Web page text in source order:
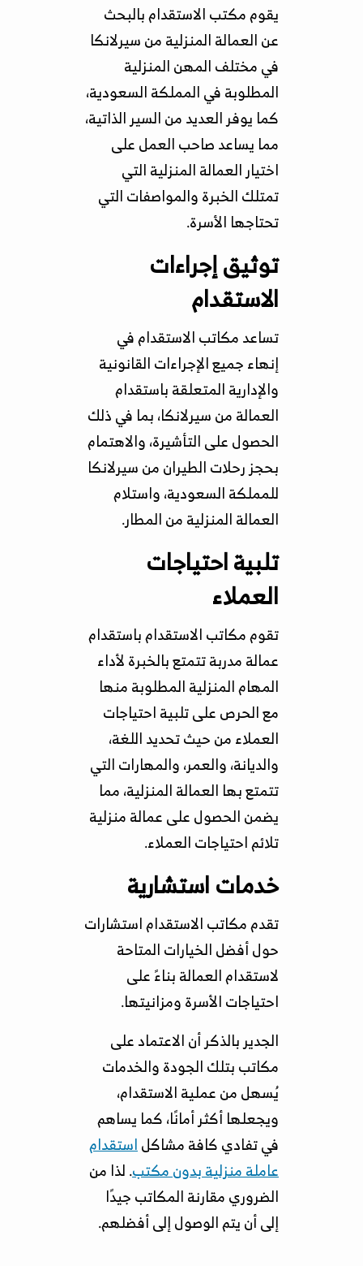
يقوم مكتب الاستقدام بالبحث
عن العمالة المنزلية من سيرلانكا
في مختلف المهن المنزلية
المطلوبة في المملكة السعودية،
كما يوفر العديد من السير الذاتية،
مما يساعد صاحب العمل على
اختيار العمالة المنزلية التي
تمتلك الخبرة والمواصفات التي
تحتاجها الأسرة.
توثيق إجراءات
الاستقدام
تساعد مكاتب الاستقدام في
إنهاء جميع الإجراءات القانونية
والإدارية المتعلقة باستقدام
العمالة من سيرلانكا، بما في ذلك
الحصول على التأشيرة، والاهتمام
بحجز رحلات الطيران من سيرلانكا
للمملكة السعودية، واستلام
العمالة المنزلية من المطار.
تلبية احتياجات
العملاء
تقوم مكاتب الاستقدام باستقدام
عمالة مدربة تتمتع بالخبرة لأداء
المهام المنزلية المطلوبة منها
مع الحرص على تلبية احتياجات
العملاء من حيث تحديد اللغة،
والديانة، والعمر، والمهارات التي
تتمتع بها العمالة المنزلية، مما
يضمن الحصول على عمالة منزلية
تلائم احتياجات العملاء.
خدمات استشارية
تقدم مكاتب الاستقدام استشارات
حول أفضل الخيارات المتاحة
لاستقدام العمالة بناءً على
احتياجات الأسرة ومزانيتها.
الجدير بالذكر أن الاعتماد على
مكاتب بتلك الجودة والخدمات
يُسهل من عملية الاستقدام،
ويجعلها أكثر أمانًا، كما يساهم
في تفادي كافة مشاكلاستقدام
عاملة منزلية بدون مكتب. لذا من
الضروري مقارنة المكاتب جيدًا
إلى أن يتم الوصول إلى أفضلهم.